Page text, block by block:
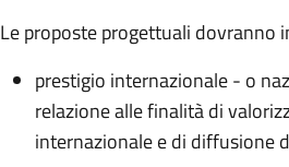
Le proposte progettuali dovranno
prestigio internazionale - o
relazione alle finalità di
internazionale e di diffusione